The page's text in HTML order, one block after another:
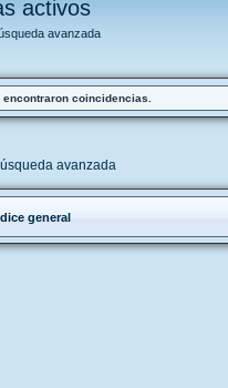
activos
avanzada
encontraron coincidencias.
avanzada
general